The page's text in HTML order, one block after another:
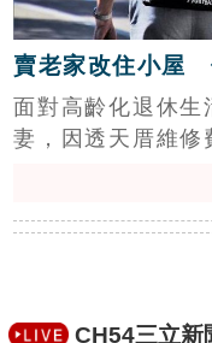
賣老家改住小屋
面對高齡化退休
妻，因透天厝維修
屋維護負擔，日常
顯高齡居住規劃應
CH54三立新